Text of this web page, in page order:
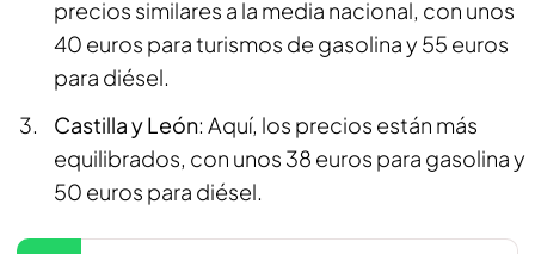
precios similares a la media nacional, con unos
40 euros para turismos de gasolina y 55 euros
para diésel.
Castilla y León: Aquí, los precios están más
equilibrados, con unos 38 euros para gasolina y
50 euros para diésel.